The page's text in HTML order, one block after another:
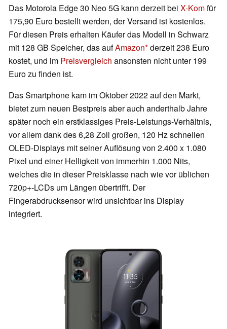
Das Motorola Edge 30 Neo 5G kann derzeit bei X-Komfür
175,90 Euro bestellt werden, der Versand ist kostenlos.
Für diesen Preis erhalten Käufer das Modell in Schwarz
mit 128 GB Speicher, das aufAmazon derzeit 238 Euro
kostet, und im Preisvergleich ansonsten nicht unter 199
Euro zu finden ist.
Das Smartphone kam im Oktober 2022 auf den Markt,
bietet zum neuen Bestpreis aber auch anderthalb Jahre
später noch ein erstklassiges Preis-Leistungs-Verhältnis,
vor allem dank des 6,28 Zoll großen, 120 Hz schnellen
OLED-Displays mit seiner Auflösung von 2.400 x 1.080
Pixel und einer Helligkeit von immerhin 1.000 Nits,
welches die in dieser Preisklasse nach wie vor üblichen
720p+-LCDs um Längen übertrifft. Der
Fingerabdrucksensor wird unsichtbar ins Display
integriert.